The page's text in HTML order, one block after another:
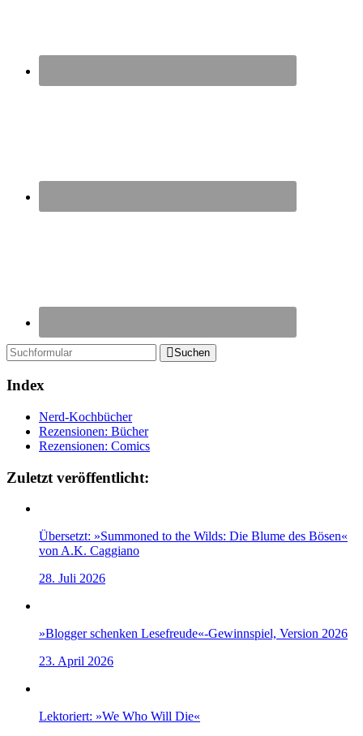
Suchen
Index
Nerd-Kochbücher
Rezensionen: Bücher
Rezensionen: Comics
Zuletzt veröffentlicht:
Übersetzt: »Summoned to the Wilds: Die Blume des Bösen«
von A.K. Caggiano
28. Juli 2026
»Blogger schenken Lesefreude«-Gewinnspiel, Version 2026
23. April 2026
Lektoriert: »We Who Will Die«